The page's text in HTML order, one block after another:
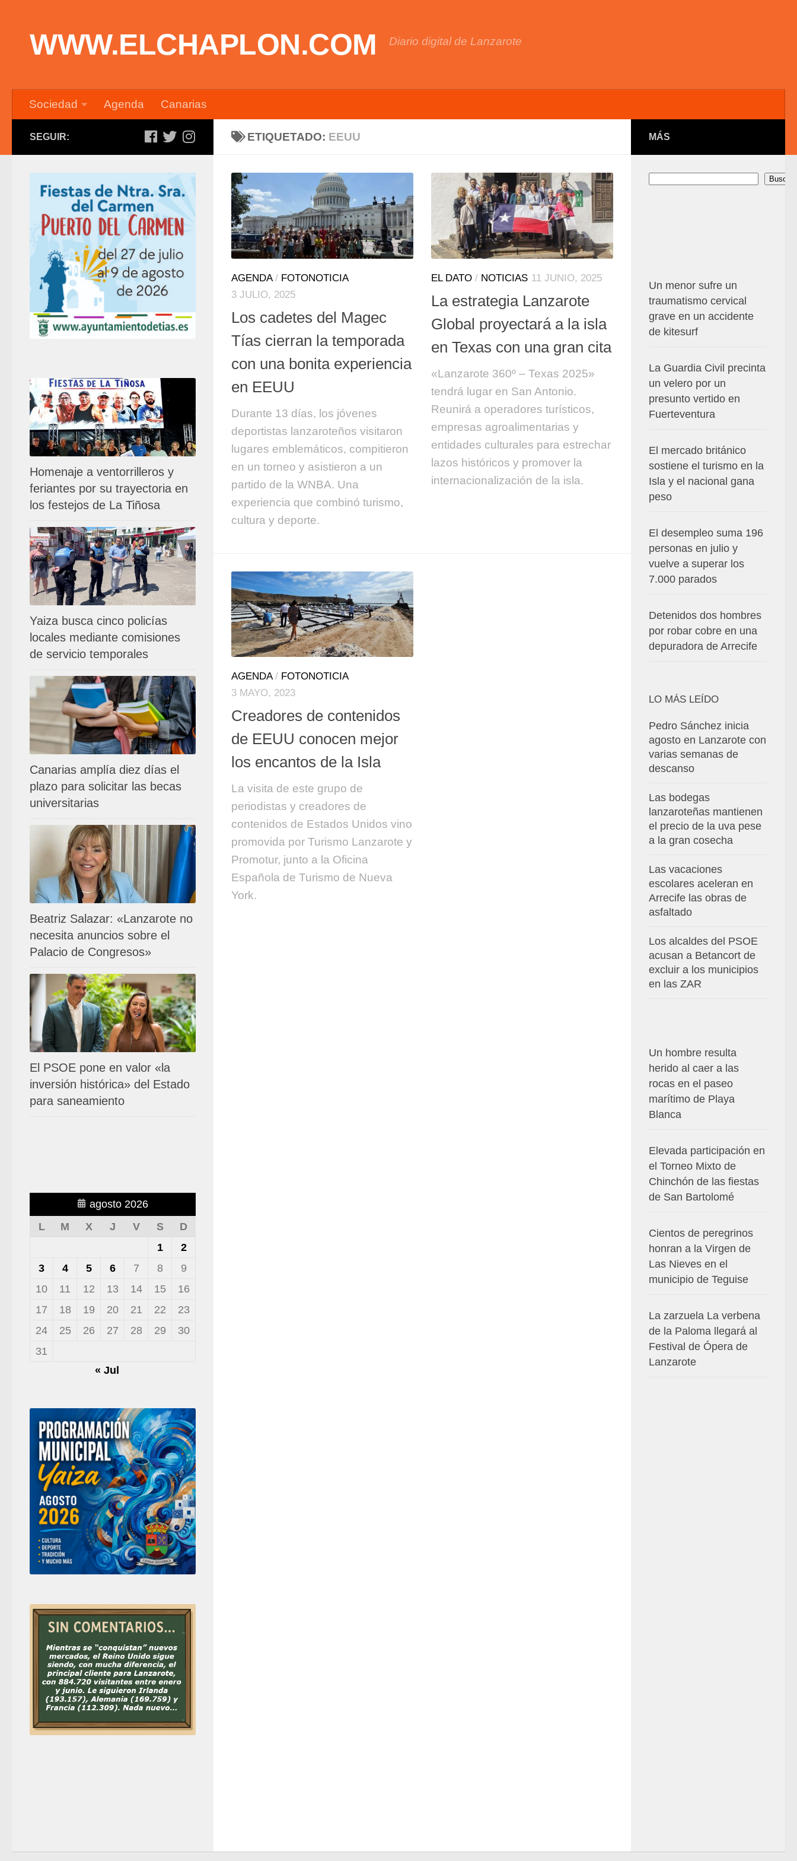
WWW.ELCHAPLON.COM Diario digital de Lanzarote
Sociedad Agenda Canarias
ETIQUETADO: EEUU
AGENDA/ FOTONOTICIA
3 JULIO, 2025
Los cadetes del Magec
Tías cierran la temporada
con una bonita experiencia
en EEUU
Durante 13 días, los jóvenes
deportistas lanzaroteños visitaron
lugares emblemáticos, compitieron
en un torneo y asistieron a un
partido de la WNBA. Una
experiencia que combinó turismo,
cultura y deporte.
EL DATO / NOTICIAS 11 JUNIO, 2025
La estrategia Lanzarote
Global proyectará a la isla
en Texas con una gran cita
«Lanzarote 360º – Texas 2025»
tendrá lugar en San Antonio.
Reunirá a operadores turísticos,
empresas agroalimentarias y
entidades culturales para estrechar
lazos históricos y promover la
internacionalización de la isla.
AGENDA/ FOTONOTICIA
3 MAYO, 2023
Creadores de contenidos
de EEUU conocen mejor
los encantos de la Isla
La visita de este grupo de
periodistas y creadores de
contenidos de Estados Unidos vino
promovida por Turismo Lanzarote y
Promotur, junto a la Oficina
Española de Turismo de Nueva
York.
SEGUIR:
Homenaje a ventorrilleros y
feriantes por su trayectoria en
los festejos de La Tiñosa
Yaiza busca cinco policías
locales mediante comisiones
de servicio temporales
Canarias amplía diez días el
plazo para solicitar las becas
universitarias
Beatriz Salazar: «Lanzarote no
necesita anuncios sobre el
Palacio de Congresos»
El PSOE pone en valor «la
inversión histórica» del Estado
para saneamiento
agosto 2026
L
M X J V S
D
1
2
3
4 5 6 7 8
9
10
11 12 13 14 15
16
17
18 19 20 21 22
23
24
25 26 27 28 29
30
31
« Jul
MÁS
Buscar
Un menor sufre un
traumatismo cervical
grave en un accidente
de kitesurf
La Guardia Civil precinta
un velero por un
presunto vertido en
Fuerteventura
El mercado británico
sostiene el turismo en la
Isla y el nacional gana
peso
El desempleo suma 196
personas en julio y
vuelve a superar los
7.000 parados
Detenidos dos hombres
por robar cobre en una
depuradora de Arrecife
LO MÁS LEÍDO
Pedro Sánchez inicia
agosto en Lanzarote con
varias semanas de
descanso
Las bodegas
lanzaroteñas mantienen
el precio de la uva pese
a la gran cosecha
Las vacaciones
escolares aceleran en
Arrecife las obras de
asfaltado
Los alcaldes del PSOE
acusan a Betancort de
excluir a los municipios
en las ZAR
Un hombre resulta
herido al caer a las
rocas en el paseo
marítimo de Playa
Blanca
Elevada participación en
el Torneo Mixto de
Chinchón de las fiestas
de San Bartolomé
Cientos de peregrinos
honran a la Virgen de
Las Nieves en el
municipio de Teguise
La zarzuela La verbena
de la Paloma llegará al
Festival de Ópera de
Lanzarote